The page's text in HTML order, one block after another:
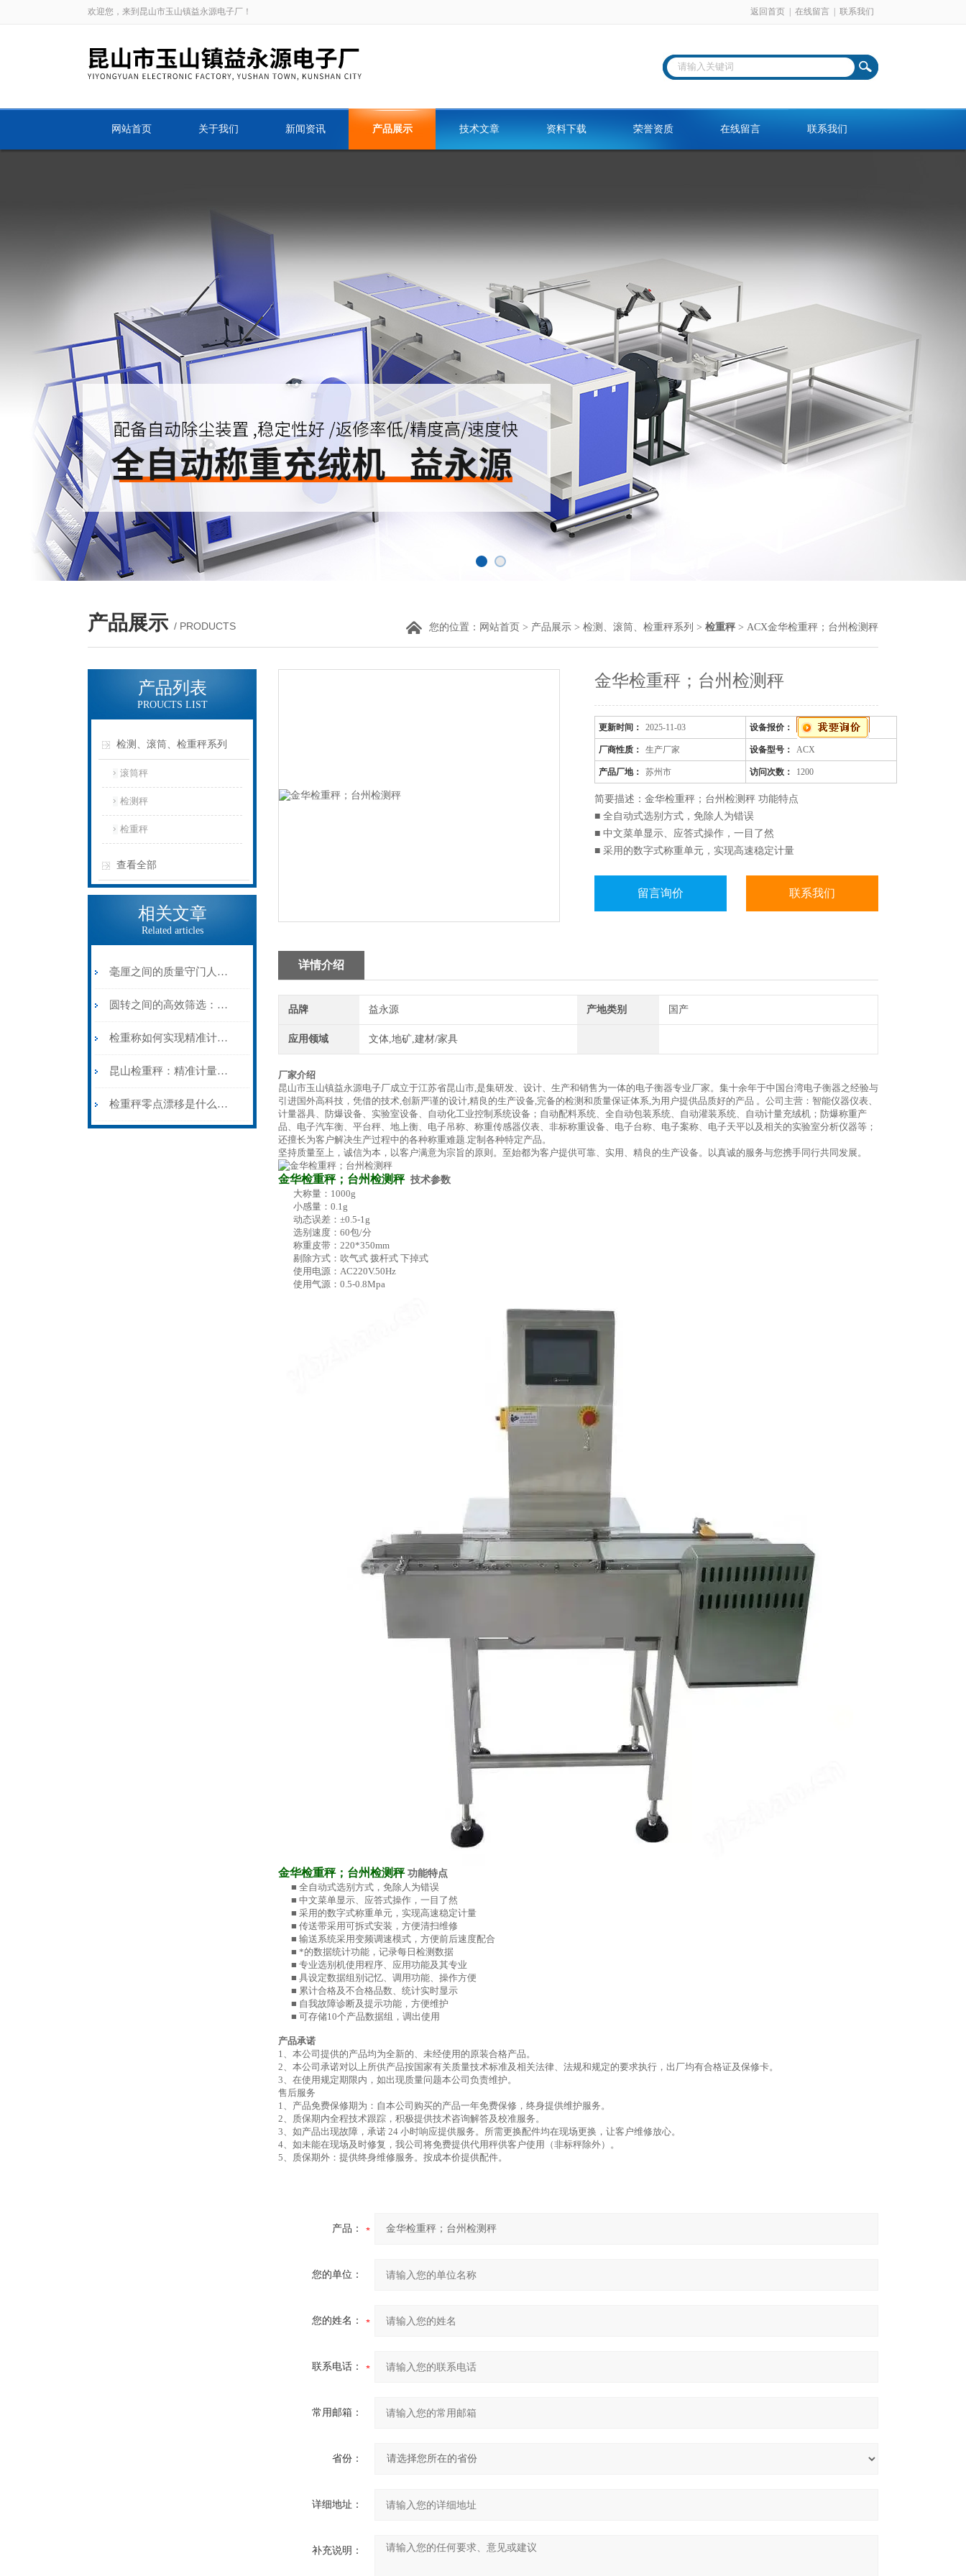
欢迎您，来到昆山市玉山镇益永源电子厂！ 返回首页 在线留言 联系我们
网站首页 关于我们 新闻资讯 产品展示 技术文章 资料下载 荣誉资质 在线留言 联系我们
产品展示 / PRODUCTS 您的位置： 网站首页 > 产品展示 > 检测、滚筒、检重秤系列 > 检重秤 > ACX金华检重秤；台州检测秤
产品列表
PROUCTS LIST
检测、滚筒、检重秤系列
滚筒秤
检测秤
检重秤
查看全部
相关文章
Related articles
毫厘之间的质量守门人：检重称的动态计量原理与产线实践
圆转之间的高效筛选：滚筒检重秤的结构逻辑与特殊场景应用
检重称如何实现精准计量？
昆山检重秤：精准计量的守护者
检重秤零点漂移是什么原因?遇到检重秤零点漂移如何处理?
金华检重秤；台州检测秤
更新时间： 2025-11-03 设备报价：
厂商性质： 生产厂家 设备型号： ACX
产品厂地： 苏州市 访问次数： 1200
简要描述：金华检重秤；台州检测秤 功能特点
■ 全自动式选别方式，免除人为错误
■ 中文菜单显示、应答式操作，一目了然
■ 采用的数字式称重单元，实现高速稳定计量
■ 输送系统采用变频调速模式，方便前后速度配合
留言询价 联系我们
详情介绍
品牌 益永源 产地类别 国产
应用领域 文体,地矿,建材/家具
厂家介绍
昆山市玉山镇益永源电子厂成立于江苏省昆山市,是集研发、设计、生产和销售为一体的电子衡器专业厂家。集十余年于中国台湾电子衡器之经验与
引进国外高科技，凭借的技术,创新严谨的设计,精良的生产设备,完备的检测和质量保证体系,为用户提供品质好的产品 。公司主营：智能仪器仪表、
计量器具、防爆设备、实验室设备、自动化工业控制系统设备；自动配料系统、全自动包装系统、自动灌装系统、自动计量充绒机；防爆称重产
品、电子汽车衡、平台秤、地上衡、电子吊称、称重传感器仪表、非标称重设备、电子台称、电子案称、电子天平以及相关的实验室分析仪器等；
还擅长为客户解决生产过程中的各种称重难题.定制各种特定产品。
坚持质量至上，诚信为本，以客户满意为宗旨的原则。至始都为客户提供可靠、实用、精良的生产设备。以真诚的服务与您携手同行共同发展。
金华检重秤；台州检测秤 技术参数
大称量：1000g
小感量：0.1g
动态误差：±0.5-1g
选别速度：60包/分
称重皮带：220*350mm
剔除方式：吹气式 拨杆式 下掉式
使用电源：AC220V.50Hz
使用气源：0.5-0.8Mpa
金华检重秤；台州检测秤 功能特点
■ 全自动式选别方式，免除人为错误
■ 中文菜单显示、应答式操作，一目了然
■ 采用的数字式称重单元，实现高速稳定计量
■ 传送带采用可拆式安装，方便清扫维修
■ 输送系统采用变频调速模式，方便前后速度配合
■ *的数据统计功能，记录每日检测数据
■ 专业选别机使用程序、应用功能及其专业
■ 具设定数据组别记忆、调用功能、操作方便
■ 累计合格及不合格品数、统计实时显示
■ 自我故障诊断及提示功能，方便维护
■ 可存储10个产品数据组，调出使用
产品承诺
1、本公司提供的产品均为全新的、未经使用的原装合格产品。
2、本公司承诺对以上所供产品按国家有关质量技术标准及相关法律、法规和规定的要求执行，出厂均有合格证及保修卡。
3、在使用规定期限内，如出现质量问题本公司负责维护。
售后服务
1、产品免费保修期为：自本公司购买的产品一年免费保修，终身提供维护服务。
2、质保期内全程技术跟踪，积极提供技术咨询解答及校准服务。
3、如产品出现故障，承诺 24 小时响应提供服务。所需更换配件均在现场更换，让客户维修放心。
4、如未能在现场及时修复，我公司将免费提供代用秤供客户使用（非标秤除外）。
5、质保期外：提供终身维修服务。按成本价提供配件。
产品：
您的单位：
您的姓名：
联系电话：
常用邮箱：
省份：
详细地址：
补充说明：